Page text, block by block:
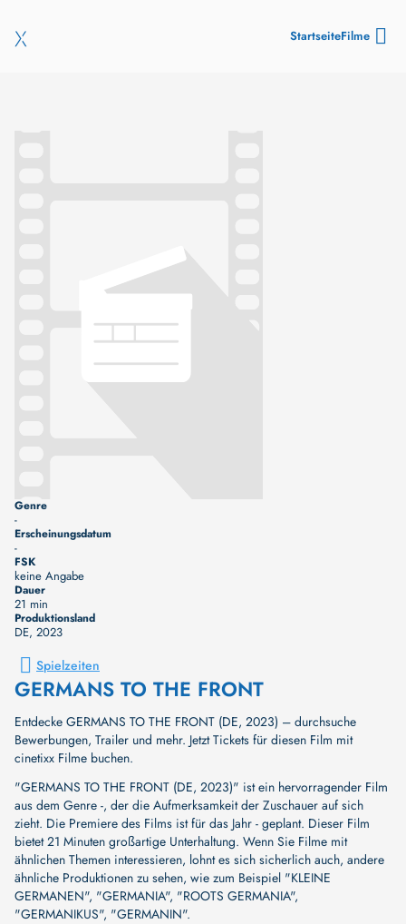
StartseiteFilme
Genre
-
Erscheinungsdatum
-
FSK
keine Angabe
Dauer
21 min
Produktionsland
DE, 2023
Spielzeiten
GERMANS TO THE FRONT
Entdecke GERMANS TO THE FRONT (DE, 2023) – durchsuche
Bewerbungen, Trailer und mehr. Jetzt Tickets für diesen Film mit
cinetixx Filme buchen.
"GERMANS TO THE FRONT (DE, 2023)" ist ein hervorragender Film
aus dem Genre -, der die Aufmerksamkeit der Zuschauer auf sich
zieht. Die Premiere des Films ist für das Jahr - geplant. Dieser Film
bietet 21 Minuten großartige Unterhaltung. Wenn Sie Filme mit
ähnlichen Themen interessieren, lohnt es sich sicherlich auch, andere
ähnliche Produktionen zu sehen, wie zum Beispiel "KLEINE
GERMANEN", "GERMANIA", "ROOTS GERMANIA",
"GERMANIKUS", "GERMANIN".